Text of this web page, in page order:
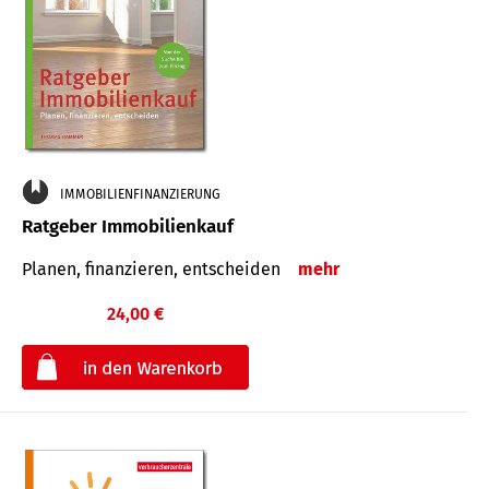
IMMOBILIENFINANZIERUNG
Ratgeber Immobilienkauf
Planen, finanzieren, entscheiden mehr
24,00 €